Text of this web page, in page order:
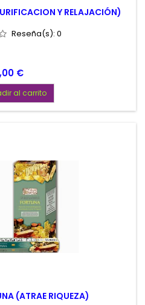
Y RELAJACIÓN)
Reseña(s): 0
€
al carrito
(ATRAE RIQUEZA)